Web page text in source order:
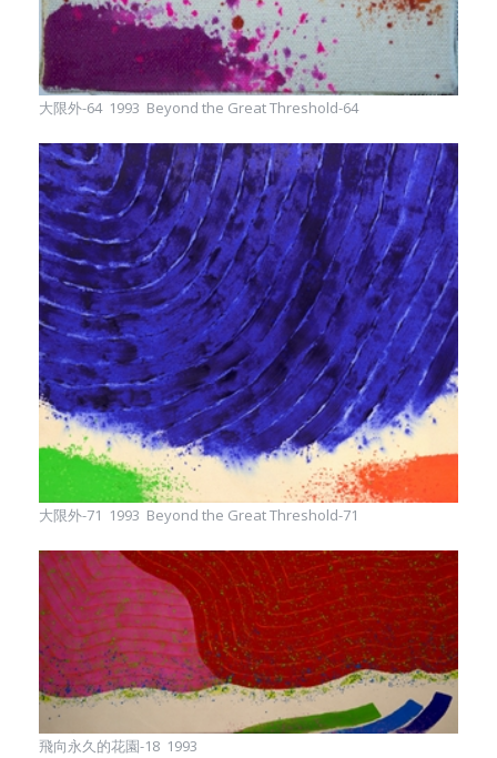
大限外-64 1993 Beyond the Great Threshold-64
大限外-71 1993 Beyond the Great Threshold-71
飛向永久的花園-18 1993